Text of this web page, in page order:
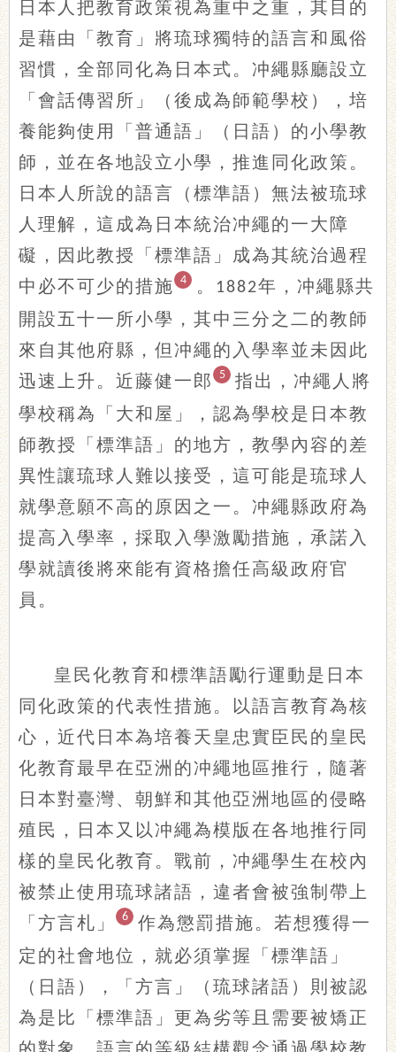
日本人把教育政策視為重中之重，其目的
是藉由「教育」將琉球獨特的語言和風俗
習慣，全部同化為日本式。冲繩縣廳設立
「會話傳習所」（後成為師範學校），培
養能夠使用「普通語」（日語）的小學教
師，並在各地設立小學，推進同化政策。
日本人所說的語言（標準語）無法被琉球
人理解，這成為日本統治冲繩的一大障
礙，因此教授「標準語」成為其統治過程
中必不可少的措施 4 。 1882年，冲繩縣共
開設五十一所小學，其中三分之二的教師
來自其他府縣，但冲繩的入學率並未因此
迅速上升。近藤健一郎
5
指出，冲繩人將
學校稱為「大和屋」，認為學校是日本教
師教授「標準語」的地方，教學內容的差
異性讓琉球人難以接受，這可能是琉球人
就學意願不高的原因之一。冲繩縣政府為
提高入學率，採取入學激勵措施，承諾入
學就讀後將來能有資格擔任高級政府官
員。
皇民化教育和標準語勵行運動是日本
同化政策的代表性措施。以語言教育為核
心，近代日本為培養天皇忠實臣民的皇民
化教育最早在亞洲的冲繩地區推行，隨著
日本對臺灣、朝鮮和其他亞洲地區的侵略
殖民，日本又以冲繩為模版在各地推行同
樣的皇民化教育。戰前，冲繩學生在校內
被禁止使用琉球諸語，違者會被強制帶上
「方言札」
6
作為懲罰措施。若想獲得一
定的社會地位，就必須掌握「標準語」
（日語），「方言」（琉球諸語）則被認
為是比「標準語」更為劣等且需要被矯正